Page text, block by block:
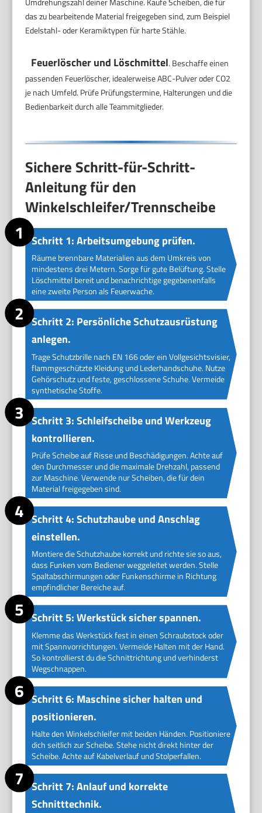
das zu bearbeitende Material freigegeben sind, zum Beispiel
Edelstahl- oder Keramiktypen für harte Stähle.
Feuerlöscher und Löschmittel. Beschaffe einen
passenden Feuerlöscher, idealerweise ABC-Pulver oder CO2
je nach Umfeld. Prüfe Prüfungstermine, Halterungen und die
Bedienbarkeit durch alle Teammitglieder.
Sichere Schritt-für-Schritt-
Anleitung für den
Winkelschleifer/Trennscheibe
Schritt 1: Arbeitsumgebung prüfen.
Räume brennbare Materialien aus dem Umkreis von
mindestens drei Metern. Sorge für gute Belüftung. Stelle
Löschmittel bereit und benachrichtige gegebenenfalls
eine zweite Person als Feuerwache.
Schritt 2: Persönliche Schutzausrüstung
anlegen.
Trage Schutzbrille nach EN 166 oder ein Vollgesichtsvisier,
flammgeschützte Kleidung und Lederhandschuhe. Nutze
Gehörschutz und feste, geschlossene Schuhe. Vermeide
synthetische Stoffe.
Schritt 3: Schleifscheibe und Werkzeug
kontrollieren.
Prüfe Scheibe auf Risse und Beschädigungen. Achte auf
den Durchmesser und die maximale Drehzahl, passend
zur Maschine. Verwende nur Scheiben, die für dein
Material freigegeben sind.
Schritt 4: Schutzhaube und Anschlag
einstellen.
Montiere die Schutzhaube korrekt und richte sie so aus,
dass Funken vom Bediener weggeleitet werden. Stelle
Spaltabschirmungen oder Funkenschirme in Richtung
empfindlicher Bereiche auf.
Schritt 5: Werkstück sicher spannen.
Klemme das Werkstück fest in einen Schraubstock oder
mit Spannvorrichtungen. Vermeide Halten mit der Hand.
So kontrollierst du die Schnittrichtung und verhinderst
Wegschnappen.
Schritt 6: Maschine sicher halten und
positionieren.
Halte den Winkelschleifer mit beiden Händen. Positioniere
dich seitlich zur Scheibe. Stehe nicht direkt hinter der
Scheibe. Achte auf Kabelverlauf und Stolperfallen.
Schritt 7: Anlauf und korrekte
Schnitttechnik.